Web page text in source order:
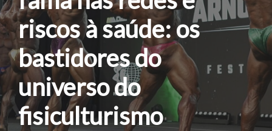
riscos à saúde: os
bastidores do
universo do
fisiculturismo